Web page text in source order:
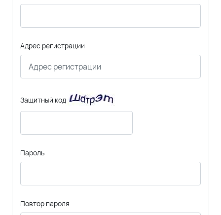
Адрес регистрации
Защитный код
Пароль
Повтор пароля